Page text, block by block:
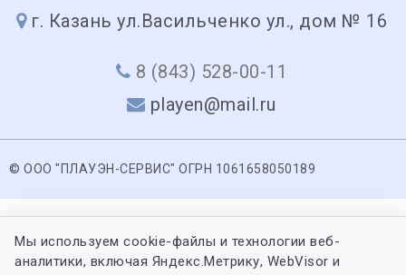
г. Казань ул.Васильченко ул., дом № 16
8 (843) 528-00-11
playen@mail.ru
© ООО "ПЛАУЭН-СЕРВИС" ОГРН 1061658050189
Мы используем cookie-файлы и технологии веб-
аналитики, включая Яндекс.Метрику, WebVisor и